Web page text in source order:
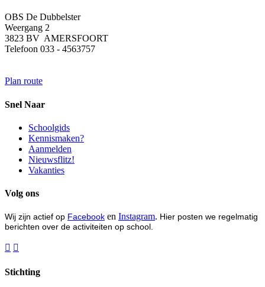
OBS De Dubbelster
Weergang 2
3823 BV AMERSFOORT
Telefoon 033 - 4563757
Plan route
Snel Naar
Schoolgids
Kennismaken?
Aanmelden
Nieuwsflitz!
Vakanties
Volg ons
Wij zijn actief op Facebook en Instagram. Hier posten we regelmatig
berichten over de activiteiten op school.
 
Stichting